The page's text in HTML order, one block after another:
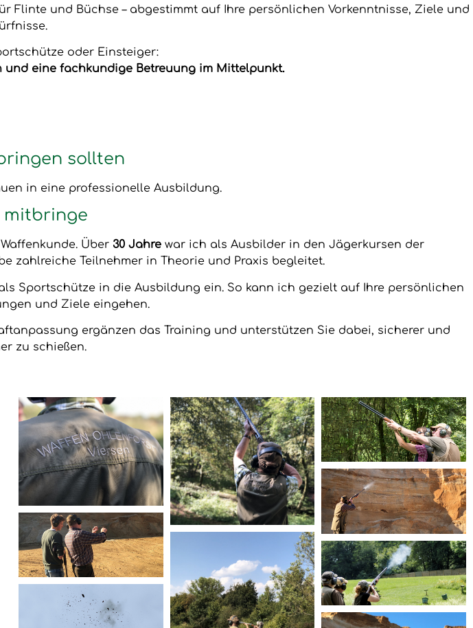
Flinte und Büchse – abgestimmt auf Ihre persönlichen Vorkenntnisse, Ziele und
oder Einsteiger:
und eine fachkundige Betreuung im Mittelpunkt.
sollten
in eine professionelle Ausbildung.
mitbringe
Über 30 Jahre war ich als Ausbilder in den Jägerkursen der
zahlreiche Teilnehmer in Theorie und Praxis begleitet.
Sportschütze in die Ausbildung ein. So kann ich gezielt auf Ihre persönlichen
und Ziele eingehen.
ergänzen das Training und unterstützen Sie dabei, sicherer und
zu schießen.